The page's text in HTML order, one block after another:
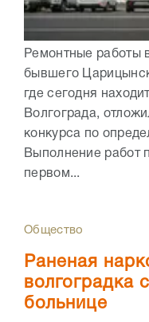
Ремонтные работы
бывшего
где сегодня
Волгограда,
конкурса по
Выполнение работ
первом...
Общество
Раненая
волгоградка
больнице